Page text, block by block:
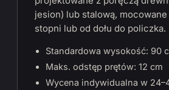
jesion) lub stalową,
stopni lub od dołu do policzka.
Standardowa wysokość: 90
Maks. odstęp prętów: 12 cm
Wycena indywidualna w